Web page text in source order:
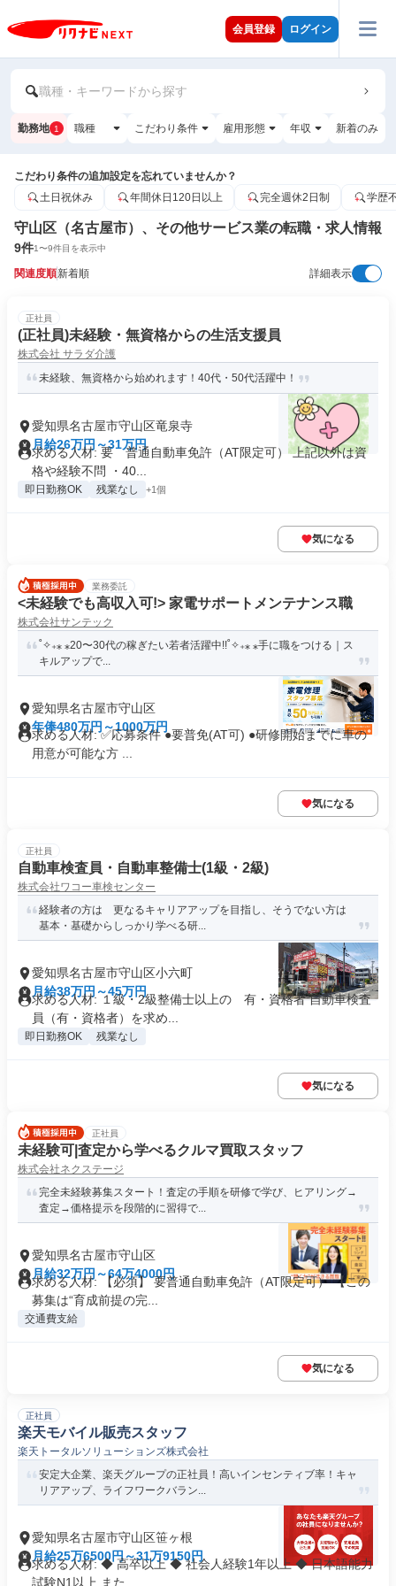
会員登録 ログイン
職種・キーワードから探す
勤務地 1 職種 こだわり条件 雇用形態 年収 新着のみ
こだわり条件の追加設定を忘れていませんか？
土日祝休み
年間休日120日以上 完全週休2日制 学歴
守山区（名古屋市）、その他サービス業の転職・求人情報
9件1〜9件目を表示中
関連度順新着順 詳細表示
正社員
(正社員)未経験・無資格からの生活支援員
株式会社 サラダ介護
未経験、無資格から始めれます！40代・50代活躍中！
愛知県名古屋市守山区竜泉寺
月給26万円～31万円
求める人材: 要 普通自動車免許（AT限定可） 上記以外は資
格や経験不問 ・40...
即日勤務OK 残業なし +1個
気になる
業務委託
<未経験でも高収入可!> 家電サポートメンテナンス職
株式会社サンテック
˚✧₊⁎ ⁎20〜30代の稼ぎたい若者活躍中!!˚✧₊⁎ ⁎手に職をつける｜ス
キルアップで...
愛知県名古屋市守山区
年俸480万円～1000万円
求める人材: ✅️応募条件 ●要普免(AT可) ●研修開始までに車の
用意が可能な方 ...
気になる
正社員
自動車検査員・自動車整備士(1級・2級)
株式会社ワコー車検センター
経験者の方は 更なるキャリアアップを目指し、そうでない方は
基本・基礎からしっかり学べる研...
愛知県名古屋市守山区小六町
月給38万円～45万円
求める人材: １級・2級整備士以上の 有・資格者 自動車検査
員（有・資格者）を求め...
即日勤務OK 残業なし
気になる
正社員
未経験可|査定から学べるクルマ買取スタッフ
株式会社ネクステージ
完全未経験募集スタート！査定の手順を研修で学び、ヒアリング→
査定→価格提示を段階的に習得で...
愛知県名古屋市守山区
月給32万円～64万4000円
求める人材: 【必須】 要普通自動車免許（AT限定可） 【この
募集は“育成前提の完...
交通費支給
気になる
正社員
楽天モバイル販売スタッフ
楽天トータルソリューションズ株式会社
安定大企業、楽天グループの正社員！高いインセンティブ率！キャ
リアアップ、ライフワークバラン...
愛知県名古屋市守山区笹ヶ根
月給25万6500円～31万9150円
求める人材: ◆ 高卒以上 ◆ 社会人経験1年以上 ◆ 日本語能力
試験N1以上 また...